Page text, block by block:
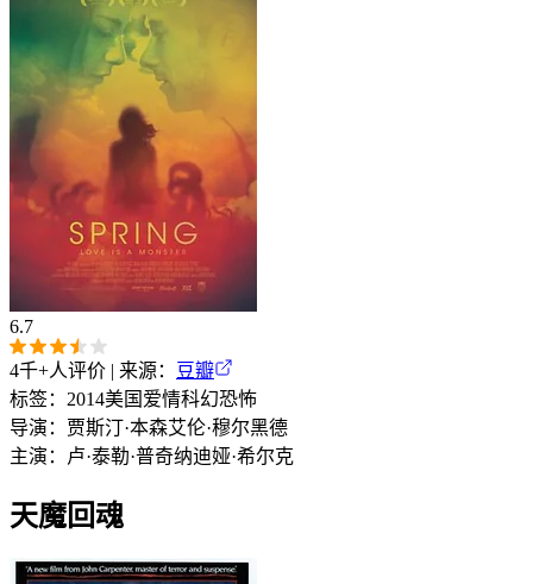
6.7
4千+人评价 | 来源：
豆瓣
标签： 2014美国 爱情科幻恐怖
导演： 贾斯汀·本森艾伦·穆尔黑德
主演：
卢·泰勒·普奇纳迪娅·希尔克
天魔回魂